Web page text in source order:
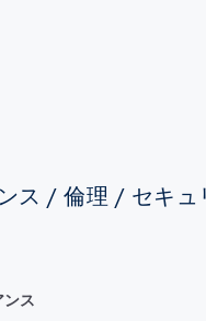
ス / 倫理 / セキュ
ンス